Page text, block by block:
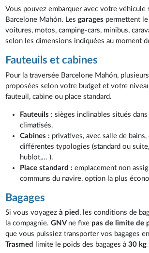
Vous pouvez embarquer avec votre véhicule
Barcelone Mahón. Lesgarages permettent
voitures, motos, camping-cars, minibus,
selon les dimensions indiquées au moment
Fauteuils et cabines
Pour la traversée Barcelone Mahón,
proposées selon votre budget et votre
fauteuil, cabine ou place standard.
Fauteuils : sièges inclinables situés dans
climatisés.
Cabines : privatives, avec salle de
différentes typologies (standard ou
hublot,... ).
Place standard : emplacement non
communs du navire, option la plus
Bagages
Si vous voyagezà pied , les conditions de
la compagnie.GNV ne fixe pas de limite de
que vous puissiez transporter vos bagages
Trasmed
limite le poids des bagages à30 kg